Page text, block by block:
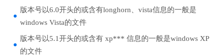
版本号以6.0开头的或含有longhorn、vista信息的一般是
windows Vista的文件
版本号以5.1开头的或含有 xp*** 信息的一般是windows XP
的文件